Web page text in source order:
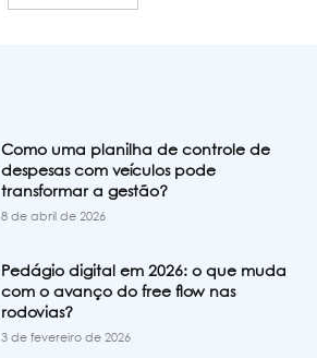
Como uma planilha de controle de
despesas com veículos pode
transformar a gestão?
8 de abril de 2026
Pedágio digital em 2026: o que muda
com o avanço do free flow nas
rodovias?
3 de fevereiro de 2026